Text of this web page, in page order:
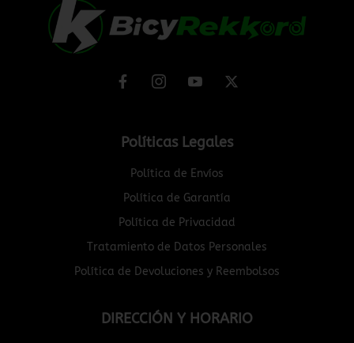
Políticas Legales
Política de Envíos
Política de Garantía
Política de Privacidad
Tratamiento de Datos Personales
Política de Devoluciones y Reembolsos
DIRECCIÓN Y HORARIO